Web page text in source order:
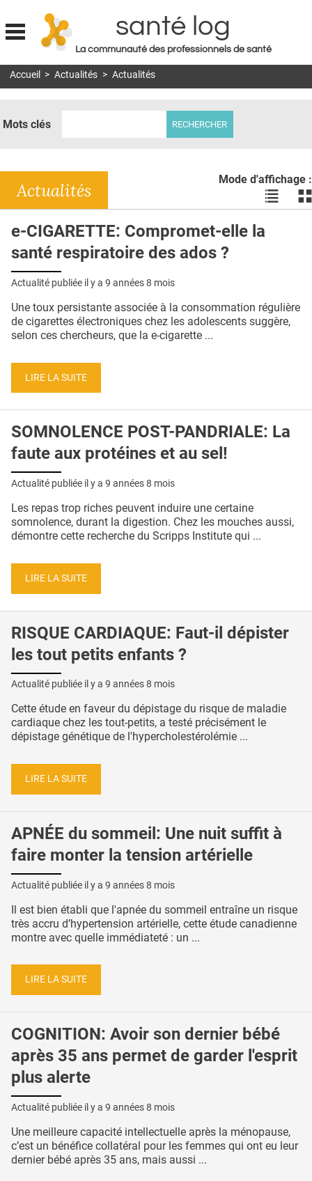
Jump to navigation
santé log
La communauté des professionnels de santé
MON COMPTE
DOSSIERS
RÉSEAUX
E-REVUE SAD
QUI SOMMES-NOUS ?
CONDITIONS GÉNÉRALES
CRÉDITS
Accueil > Actualités > Actualités
Mots clés
Mode d'affichage :
Voir
les
les
Actualités
e-CIGARETTE: Compromet-elle la
santé respiratoire des ados ?
Actualité publiée il y a 9 années 8 mois
Une toux persistante associée à la consommation régulière
de cigarettes électroniques chez les adolescents suggère,
selon ces chercheurs, que la e-cigarette ...
LIRE LA SUITE
SOMNOLENCE POST-PANDRIALE: La
faute aux protéines et au sel!
Actualité publiée il y a 9 années 8 mois
Les repas trop riches peuvent induire une certaine
somnolence, durant la digestion. Chez les mouches aussi,
démontre cette recherche du Scripps Institute qui ...
LIRE LA SUITE
RISQUE CARDIAQUE: Faut-il dépister
les tout petits enfants ?
Actualité publiée il y a 9 années 8 mois
Cette étude en faveur du dépistage du risque de maladie
cardiaque chez les tout-petits, a testé précisément le
dépistage génétique de l'hypercholestérolémie ...
LIRE LA SUITE
APNÉE du sommeil: Une nuit suffit à
faire monter la tension artérielle
Actualité publiée il y a 9 années 8 mois
Il est bien établi que l'apnée du sommeil entraîne un risque
très accru d’hypertension artérielle, cette étude canadienne
montre avec quelle immédiateté : un ...
LIRE LA SUITE
COGNITION: Avoir son dernier bébé
après 35 ans permet de garder l'esprit
plus alerte
Actualité publiée il y a 9 années 8 mois
Une meilleure capacité intellectuelle après la ménopause,
c’est un bénéfice collatéral pour les femmes qui ont eu leur
dernier bébé après 35 ans, mais aussi ...